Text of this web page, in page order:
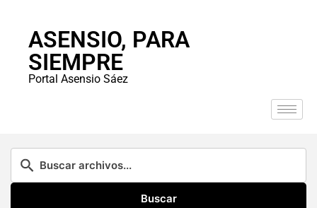
ASENSIO, PARA
SIEMPRE
Portal Asensio Sáez
Buscar